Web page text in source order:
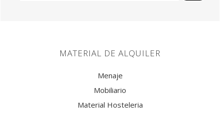
MATERIAL DE ALQUILER
Menaje
Mobiliario
Material Hosteleria